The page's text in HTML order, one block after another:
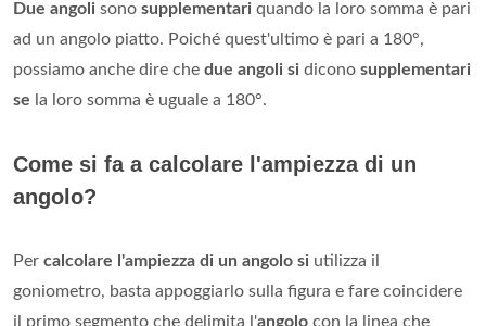
Due angoli sono supplementari quando la loro somma è pari
ad un angolo piatto. Poiché quest'ultimo è pari a 180°,
possiamo anche dire che due angoli si dicono supplementari
se la loro somma è uguale a 180°.
Come si fa a calcolare l'ampiezza di un
angolo?
Per calcolare l'ampiezza di un angolo si utilizza il
goniometro, basta appoggiarlo sulla figura e fare coincidere
il primo segmento che delimita l'angolo con la linea che